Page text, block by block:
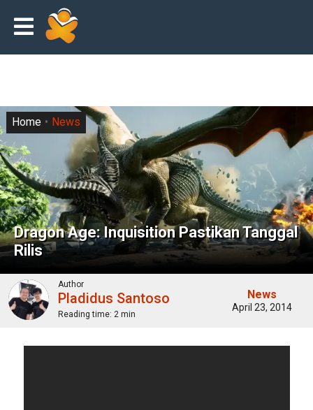
Dragon Age: Inquisition Pastikan Tanggal
Rilis
Home News
Author
Pladidus Santoso
Reading time: 2 min
News
April 23, 2014